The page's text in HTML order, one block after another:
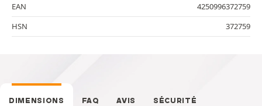
EAN
4250996372759
HSN
372759
DIMENSIONS FAQ AVIS SÉCURITÉ